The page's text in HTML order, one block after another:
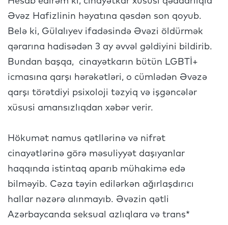
Əvəz Hafizlinin həyatına qəsdən son qoyub.
Belə ki, Gülalıyev ifadəsində Əvəzi öldürmək
qərarına hadisədən 3 ay əvvəl gəldiyini bildirib.
Bundan başqa, cinayətkarın bütün LGBTİ+
icmasına qarşı hərəkətləri, o cümlədən Əvəzə
qarşı törətdiyi psixoloji təzyiq və işgəncələr
xüsusi amansızlıqdan xəbər verir.
Hökumət namus qətllərinə və nifrət
cinayətlərinə görə məsuliyyət daşıyanlar
haqqında istintaq aparıb mühakimə edə
bilməyib. Cəza təyin edilərkən ağırlaşdırıcı
hallar nəzərə alınmayıb. Əvəzin qətli
Azərbaycanda seksual azlıqlara və trans*